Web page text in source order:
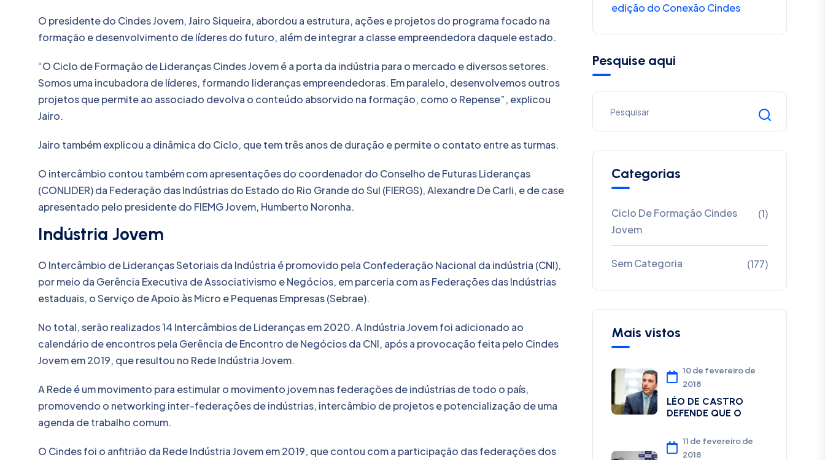
O presidente do Cindes Jovem, Jairo Siqueira, abordou a estrutura, ações e projetos do programa focado na
formação e desenvolvimento de líderes do futuro, além de integrar a classe empreendedora daquele estado.
“O Ciclo de Formação de Lideranças Cindes Jovem é a porta da indústria para o mercado e diversos setores.
Somos uma incubadora de líderes, formando lideranças empreendedoras. Em paralelo, desenvolvemos outros
projetos que permite ao associado devolva o conteúdo absorvido na formação, como o Repense”, explicou
Jairo.
Jairo também explicou a dinâmica do Ciclo, que tem três anos de duração e permite o contato entre as turmas.
O intercâmbio contou também com apresentações do coordenador do Conselho de Futuras Lideranças
(CONLIDER) da Federação das Indústrias do Estado do Rio Grande do Sul (FIERGS), Alexandre De Carli, e de case
apresentado pelo presidente do FIEMG Jovem, Humberto Noronha.
Indústria Jovem
O Intercâmbio de Lideranças Setoriais da Indústria é promovido pela Confederação Nacional da indústria (CNI),
por meio da Gerência Executiva de Associativismo e Negócios, em parceria com as Federações das Indústrias
estaduais, o Serviço de Apoio às Micro e Pequenas Empresas (Sebrae).
No total, serão realizados 14 Intercâmbios de Lideranças em 2020. A Indústria Jovem foi adicionado ao
calendário de encontros pela Gerência de Encontro de Negócios da CNI, após a provocação feita pelo Cindes
Jovem em 2019, que resultou no Rede Indústria Jovem.
A Rede é um movimento para estimular o movimento jovem nas federações de indústrias de todo o país,
promovendo o networking inter-federações de indústrias, intercâmbio de projetos e potencialização de uma
agenda de trabalho comum.
O Cindes foi o anfitrião da Rede Indústria Jovem em 2019, que contou com a participação das federações dos
edição do Conexão Cindes
Pesquise aqui
Categorias
Ciclo De Formação Cindes
Jovem
(1)
Sem Categoria (177)
Mais vistos
10 de fevereiro de
2018
LÉO DE CASTRO
DEFENDE QUE O
11 de fevereiro de
2018